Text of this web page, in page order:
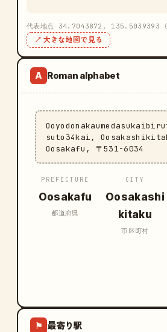
代表地点 34.7043872, 135.5039393
↗ 大きな地図で見る
A Roman alphabet
suto34kai,
Oosakafu, 〒531-6034
PREFECTURE
Oosakafu
都道府県
CITY
Oosakashi
kitaku
市区町村
⚑ 最寄り駅